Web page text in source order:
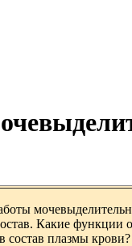
Какие
состав плазмы крови?